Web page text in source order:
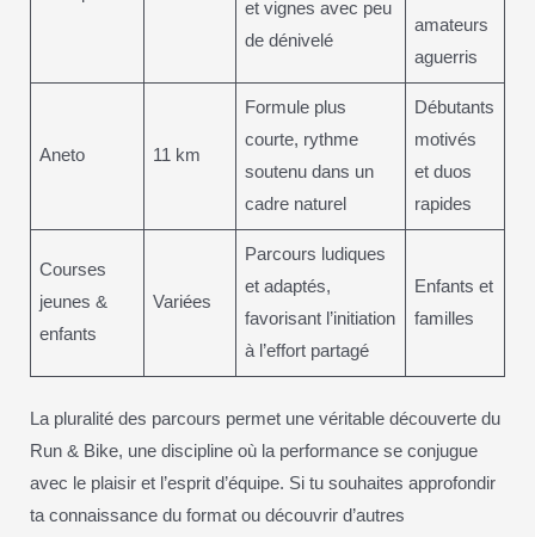
et vignes avec peu
de dénivelé
amateurs
aguerris
Aneto 11 km
Formule plus
courte, rythme
soutenu dans un
cadre naturel
Débutants
motivés
et duos
rapides
Courses
jeunes &
enfants
Variées
Parcours ludiques
et adaptés,
favorisant l’initiation
à l’effort partagé
Enfants et
familles
La pluralité des parcours permet une véritable découverte du
Run & Bike, une discipline où la performance se conjugue
avec le plaisir et l’esprit d’équipe. Si tu souhaites approfondir
ta connaissance du format ou découvrir d’autres